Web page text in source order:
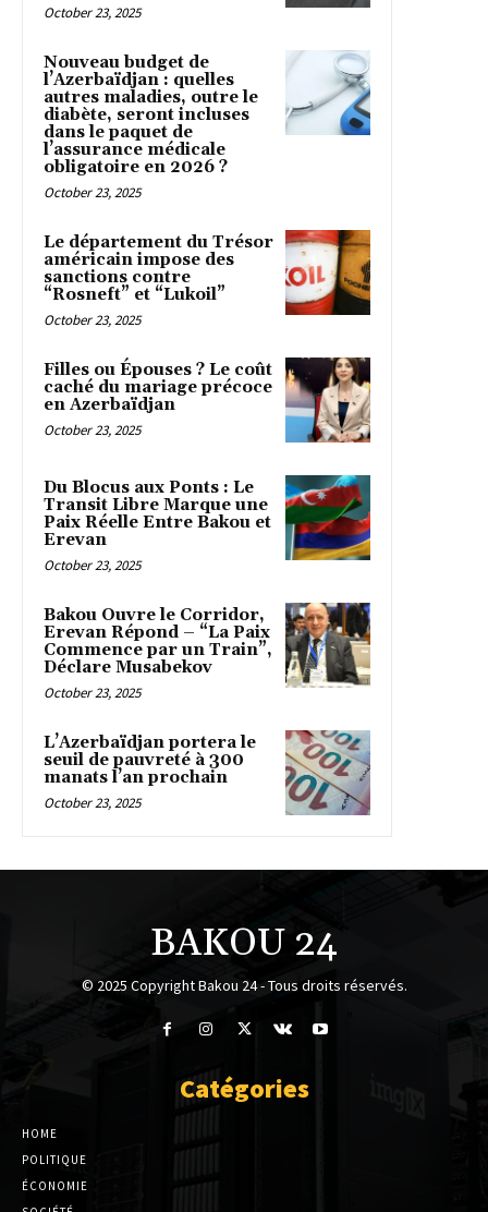
October 23, 2025
Nouveau budget de
l’Azerbaïdjan : quelles
autres maladies, outre le
diabète, seront incluses
dans le paquet de
l’assurance médicale
obligatoire en 2026 ?
October 23, 2025
Le département du Trésor
américain impose des
sanctions contre
“Rosneft” et “Lukoil”
October 23, 2025
Filles ou Épouses ? Le coût
caché du mariage précoce
en Azerbaïdjan
October 23, 2025
Du Blocus aux Ponts : Le
Transit Libre Marque une
Paix Réelle Entre Bakou et
Erevan
October 23, 2025
Bakou Ouvre le Corridor,
Erevan Répond – “La Paix
Commence par un Train”,
Déclare Musabekov
October 23, 2025
L’Azerbaïdjan portera le
seuil de pauvreté à 300
manats l’an prochain
October 23, 2025
BAKOU 24
© 2025 Copyright Bakou 24 - Tous droits réservés.
Catégories
HOME
POLITIQUE
ÉCONOMIE